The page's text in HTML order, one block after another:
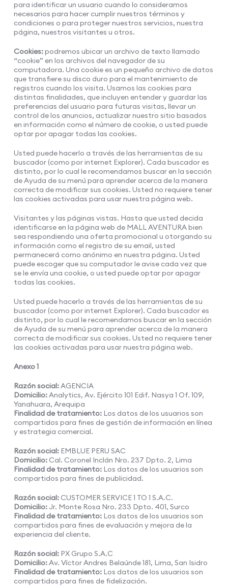
para identificar un usuario cuando lo consideramos
necesarios para hacer cumplir nuestros términos y
condiciones o para proteger nuestros servicios, nuestra
página, nuestros visitantes u otros.
Cookies:podremos ubicar un archivo de texto llamado
“cookie” en los archivos del navegador de su
computadora. Una cookie es un pequeño archivo de datos
que transfiere su disco duro para el mantenimiento de
registros cuando los visita. Usamos las cookies para
distintas finalidades, que incluyen entender y guardar las
preferencias del usuario para futuras visitas, llevar un
control de los anuncios, actualizar nuestro sitio basados
en información como el número de cookie, o usted puede
optar por apagar todas las cookies.
Usted puede hacerlo a través de las herramientas de su
buscador (como por internet Explorer). Cada buscador es
distinto, por lo cual le recomendamos buscar en la sección
de Ayuda de su menú para aprender acerca de la manera
correcta de modificar sus cookies. Usted no requiere tener
las cookies activadas para usar nuestra página web.
Visitantes y las páginas vistas. Hasta que usted decida
identificarse en la página web de MALL AVENTURA bien
sea respondiendo una oferta promocional u otorgando su
información como el registro de su email, usted
permanecerá como anónimo en nuestra página. Usted
puede escoger que su computador le avise cada vez que
se le envía una cookie, o usted puede optar por apagar
todas las cookies.
Usted puede hacerlo a través de las herramientas de su
buscador (como por internet Explorer). Cada buscador es
distinto, por lo cual le recomendamos buscar en la sección
de Ayuda de su menú para aprender acerca de la manera
correcta de modificar sus cookies. Usted no requiere tener
las cookies activadas para usar nuestra página web.
Anexo 1
Razón social:AGENCIA
Domicilio:Analytics, Av. Ejército 101 Edif. Nasya 1 Of. 109,
Yanahuara, Arequipa
Finalidad de tratamiento:Los datos de los usuarios son
compartidos para fines de gestión de información en línea
y estrategia comercial.
Razón social:EMBLUE PERU SAC
Domicilio:Cal. Coronel Inclán Nro. 237 Dpto. 2, Lima
Finalidad de tratamiento:Los datos de los usuarios son
compartidos para fines de publicidad.
Razón social:CUSTOMER SERVICE 1 TO 1 S.A.C.
Domicilio: Jr. Monte Rosa Nro. 233 Dpto. 401, Surco
Finalidad de tratamiento: Los datos de los usuarios son
compartidos para fines de evaluación y mejora de la
experiencia del cliente.
Razón social:PX Grupo S.A.C
Domicilio:Av. Víctor Andres Belaúnde 181, Lima, San Isidro
Finalidad de tratamiento:Los datos de los usuarios son
compartidos para fines de fidelización.